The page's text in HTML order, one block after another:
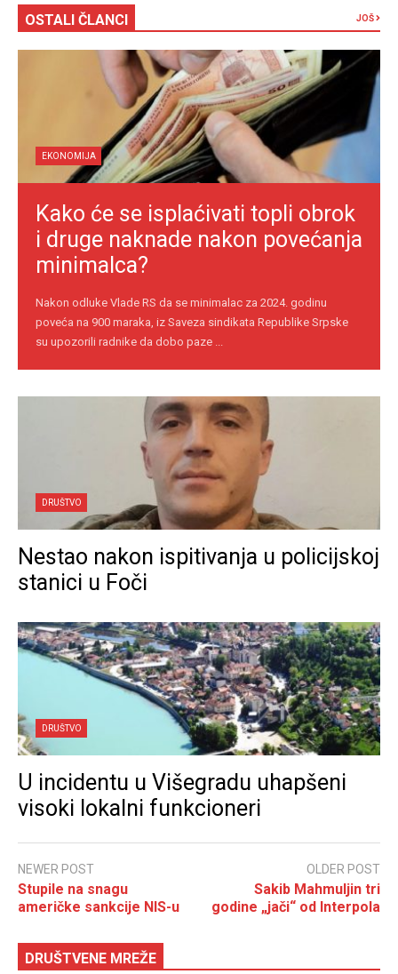
OSTALI ČLANCI JOŠ
EKONOMIJA
Kako će se isplaćivati topli obrok
i druge naknade nakon povećanja
minimalca?
Nakon odluke Vlade RS da se minimalac za 2024. godinu
poveća na 900 maraka, iz Saveza sindikata Republike Srpske
su upozorili radnike da dobo paze ...
DRUŠTVO
Nestao nakon ispitivanja u policijskoj
stanici u Foči
DRUŠTVO
U incidentu u Višegradu uhapšeni
visoki lokalni funkcioneri
NEWER POST
Stupile na snagu
američke sankcije NIS-u
OLDER POST
Sakib Mahmuljin tri
godine „jači“ od Interpola
DRUŠTVENE MREŽE